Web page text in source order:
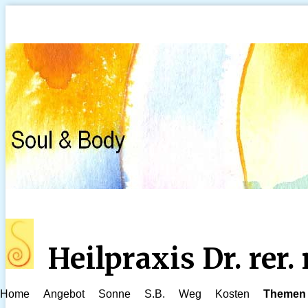
Heilpraxis Dr. rer.
Home Angebot Sonne S.B. Weg Kosten Themen